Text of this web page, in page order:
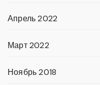
Апрель 2022
Март 2022
Ноябрь 2018